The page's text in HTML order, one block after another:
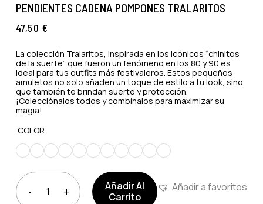
PENDIENTES CADENA POMPONES TRALARITOS
47,50€
La colección Tralaritos, inspirada en los icónicos “chinitos
de la suerte” que fueron un fenómeno en los 80 y 90 es
ideal para tus outfits más festivaleros. Estos pequeños
amuletos no solo añaden un toque de estilo a tu look, sino
que también te brindan suerte y protección.
¡Colecciónalos todos y combínalos para maximizar su
magia!
COLOR
Añadir Al
Carrito
Añadir a favoritos